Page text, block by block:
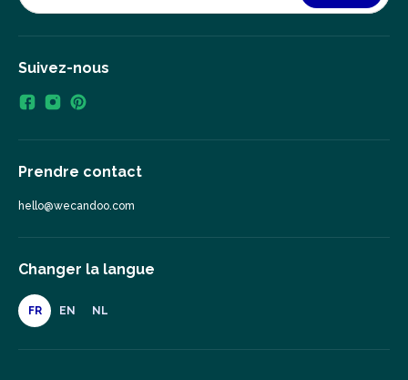
Suivez-nous
Prendre contact
hello@wecandoo.com
Changer la langue
FR EN NL